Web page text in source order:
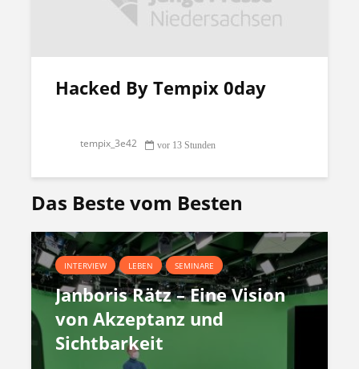
Hacked By Tempix 0day
tempix_3e42 vor 13 Stunden
Das Beste vom Besten
INTERVIEW LEBEN SEMINARE
Janboris Rätz – Eine Vision
von Akzeptanz und
Sichtbarkeit